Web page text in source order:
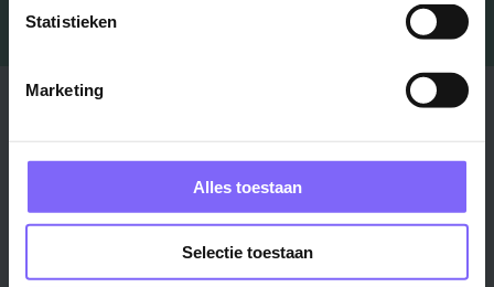
Statistieken
Marketing
Alles toestaan
Selectie toestaan
Stad
Heerlen ›
Weert ›
Midden-Limburg ›
Noord-Limburg ›
Alle regio's ›